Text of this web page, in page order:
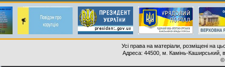
Усі права на матеріали, розміщені на
Адреса: 44500, м. Камінь-Каширський,
©